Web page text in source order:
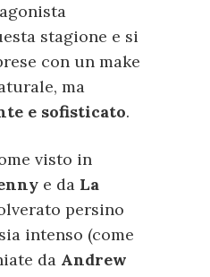
stagione e si
con un make
ma
e sofisticato.
visto in
e da La
persino
intenso (come
da Andrew